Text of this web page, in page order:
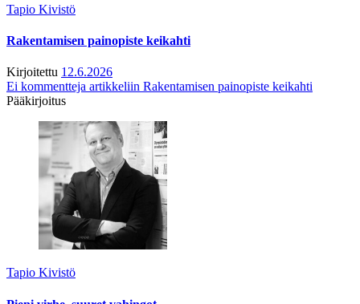
Tapio Kivistö
Rakentamisen painopiste keikahti
Kirjoitettu 12.6.2026
Ei kommentteja artikkeliin Rakentamisen painopiste keikahti
Pääkirjoitus
Tapio Kivistö